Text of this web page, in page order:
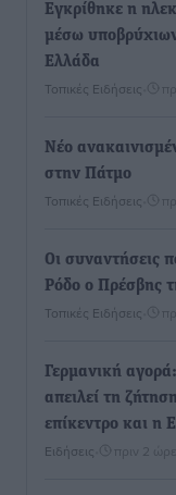
Εγκρίθηκε η
μέσω
Ελλάδα
Τοπικές Ειδήσεις
Νέο
στην Πάτμο
Τοπικές Ειδήσεις
Οι συναντήσεις
Ρόδο ο Πρέσβης
Τοπικές Ειδήσεις
Γερμανική
απειλεί τη
επίκεντρο και η
Ειδήσεις πριν 2 ώρες